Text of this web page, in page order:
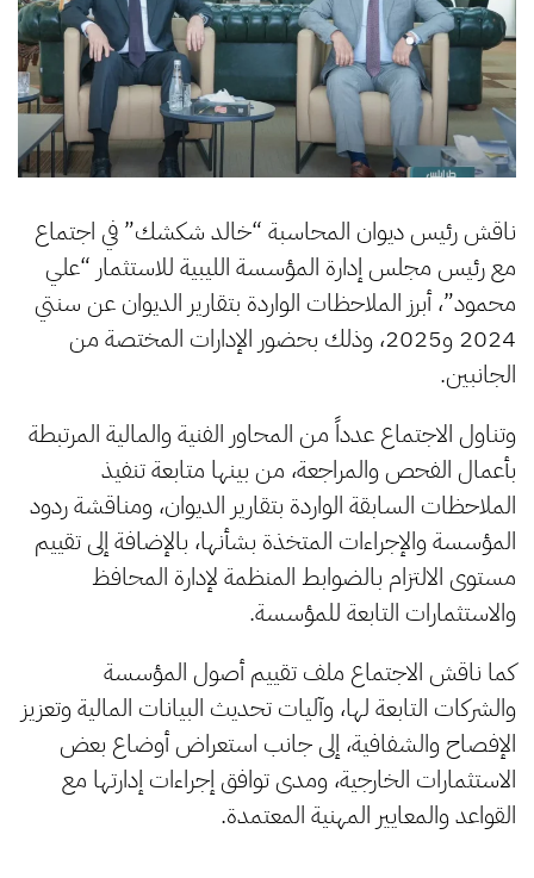
ناقش رئيس ديوان المحاسبة “خالد شكشك” في اجتماع
مع رئيس مجلس إدارة المؤسسة الليبية للاستثمار “علي
محمود”، أبرز الملاحظات الواردة بتقارير الديوان عن سنتي
2024 و2025، وذلك بحضور الإدارات المختصة من
الجانبين.
وتناول الاجتماع عدداً من المحاور الفنية والمالية المرتبطة
بأعمال الفحص والمراجعة، من بينها متابعة تنفيذ
الملاحظات السابقة الواردة بتقارير الديوان، ومناقشة ردود
المؤسسة والإجراءات المتخذة بشأنها، بالإضافة إلى تقييم
مستوى الالتزام بالضوابط المنظمة لإدارة المحافظ
والاستثمارات التابعة للمؤسسة.
كما ناقش الاجتماع ملف تقييم أصول المؤسسة
والشركات التابعة لها، وآليات تحديث البيانات المالية وتعزيز
الإفصاح والشفافية، إلى جانب استعراض أوضاع بعض
الاستثمارات الخارجية، ومدى توافق إجراءات إدارتها مع
القواعد والمعايير المهنية المعتمدة.